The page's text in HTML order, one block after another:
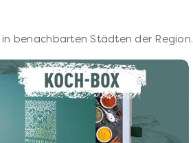
benachbarten Städten der Region.